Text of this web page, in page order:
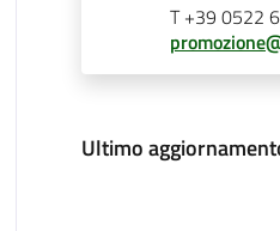
T +39 0522
Ultimo